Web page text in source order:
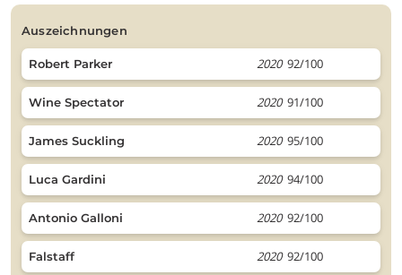
auszeichnungen
Robert Parker 2020 92/100
Wine Spectator 2020 91/100
James Suckling 2020 95/100
Luca Gardini 2020 94/100
Antonio Galloni 2020 92/100
Falstaff 2020 92/100